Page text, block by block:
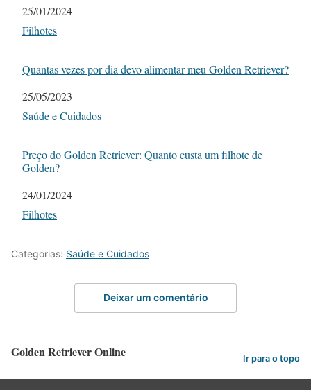
Data
25/01/2024
Em relação a
Filhotes
Quantas vezes por dia devo alimentar meu Golden Retriever?
Data
25/05/2023
Em relação a
Saúde e Cuidados
Preço do Golden Retriever: Quanto custa um filhote de
Golden?
Data
24/01/2024
Em relação a
Filhotes
Categorias: Saúde e Cuidados
Deixar um comentário
Golden Retriever Online Ir para o topo